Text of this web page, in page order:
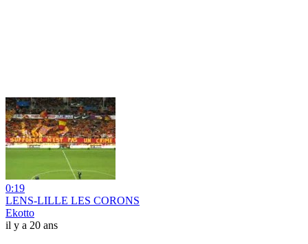
0:19
LENS-LILLE LES CORONS
Ekotto
il y a 20 ans